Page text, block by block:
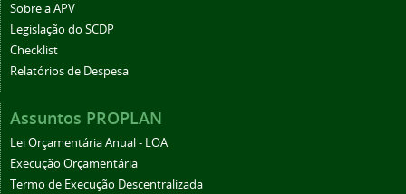
Sobre a APV
Legislação do SCDP
Checklist
Relatórios de Despesa
Assuntos PROPLAN
Lei Orçamentária Anual - LOA
Execução Orçamentária
Termo de Execução Descentralizada